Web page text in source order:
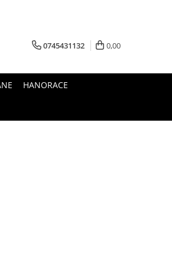
0745431132 0,00
HANORACE